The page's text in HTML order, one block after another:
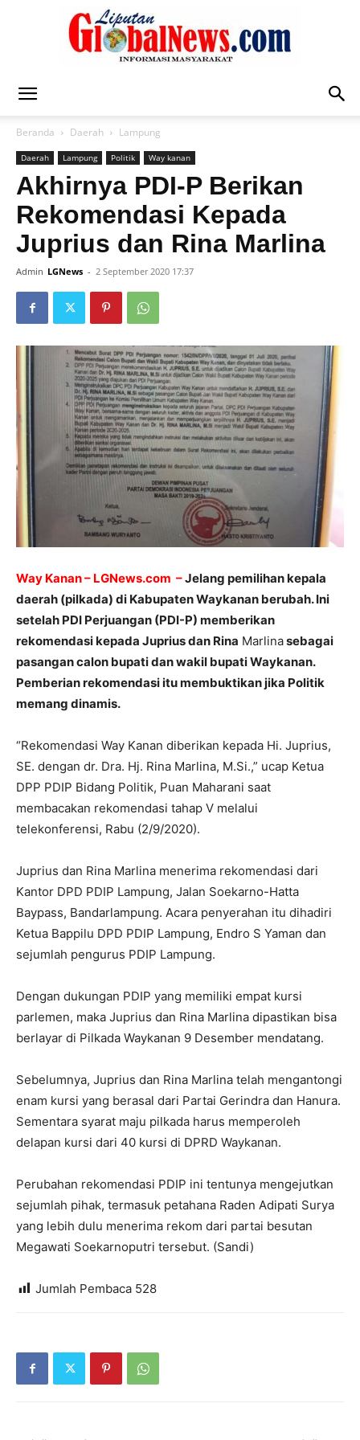
Global
News
Beranda Daerah Lampung
Daerah Lampung Politik Way kanan
Akhirnya PDI-P Berikan
Rekomendasi Kepada
Juprius dan Rina Marlina
Admin LGNews - 2 September 2020 17:37
Way Kanan – LGNews.com –Jelang pemilihan kepala
daerah (pilkada) di Kabupaten Waykanan berubah. Ini
setelah PDI Perjuangan (PDI-P) memberikan
rekomendasi kepada Juprius dan Rina Marlinasebagai
pasangan calon bupati dan wakil bupati Waykanan.
Pemberian rekomendasi itu membuktikan jika Politik
memang dinamis.
“Rekomendasi Way Kanan diberikan kepada Hi. Juprius,
SE. dengan dr. Dra. Hj. Rina Marlina, M.Si.,” ucap Ketua
DPP PDIP Bidang Politik, Puan Maharani saat
membacakan rekomendasi tahap V melalui
telekonferensi, Rabu (2/9/2020).
Juprius dan Rina Marlina menerima rekomendasi dari
Kantor DPD PDIP Lampung, Jalan Soekarno-Hatta
Baypass, Bandarlampung. Acara penyerahan itu dihadiri
Ketua Bappilu DPD PDIP Lampung, Endro S Yaman dan
sejumlah pengurus PDIP Lampung.
Dengan dukungan PDIP yang memiliki empat kursi
parlemen, maka Juprius dan Rina Marlina dipastikan bisa
berlayar di Pilkada Waykanan 9 Desember mendatang.
Sebelumnya, Juprius dan Rina Marlina telah mengantongi
enam kursi yang berasal dari Partai Gerindra dan Hanura.
Sementara syarat maju pilkada harus memperoleh
delapan kursi dari 40 kursi di DPRD Waykanan.
Perubahan rekomendasi PDIP ini tentunya mengejutkan
sejumlah pihak, termasuk petahana Raden Adipati Surya
yang lebih dulu menerima rekom dari partai besutan
Megawati Soekarnoputri tersebut. (Sandi)
Jumlah Pembaca 528